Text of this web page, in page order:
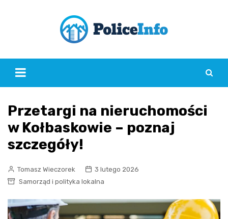
Przetargi na nieruchomości
w Kołbaskowie – poznaj
szczegóły!
Tomasz Wieczorek
3 lutego 2026
Samorząd i polityka lokalna